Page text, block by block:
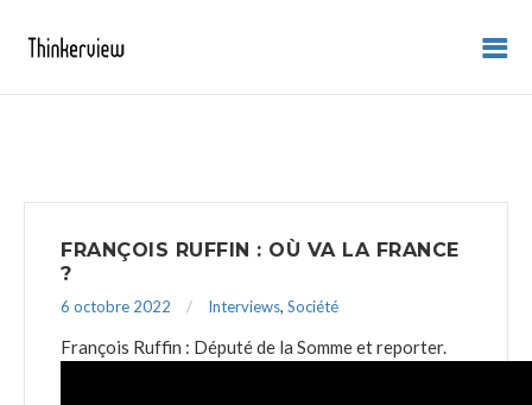
FRANÇOIS RUFFIN : OÙ VA LA FRANCE
?
6 octobre 2022 Interviews, Société
François Ruffin : Député de la Somme et reporter.